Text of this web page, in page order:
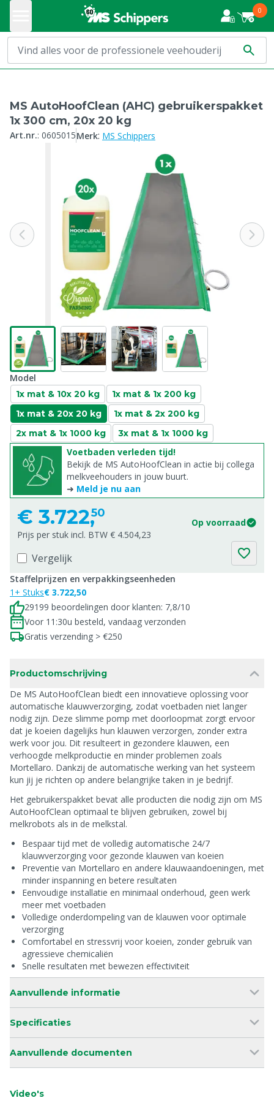
0
MS AutoHoofClean (AHC) gebruikerspakket
1x 300 cm, 20x 20 kg
Art.nr.: 0605015Merk: MS Schippers
Model
1x mat & 10x 20 kg
1x mat & 1x 200 kg
1x mat & 20x 20 kg
1x mat & 2x 200 kg
2x mat & 1x 1000 kg
3x mat & 1x 1000 kg
Voetbaden verleden tijd!
Bekijk de MS AutoHoofClean in actie bij collega
melkveehouders in jouw buurt.
➜ Meld je nu aan
€ 3.722,50
Op voorraad
Prijs per stuk incl. BTW € 4.504,23
Vergelijk
Staffelprijzen en verpakkingseenheden
1+ Stuks€ 3.722,50
29199 beoordelingen door klanten: 7,8/10
Voor 11:30u besteld, vandaag verzonden
Gratis verzending > €250
Productomschrijving
De MS AutoHoofClean biedt een innovatieve oplossing voor
automatische klauwverzorging, zodat voetbaden niet langer
nodig zijn. Deze slimme pomp met doorloopmat zorgt ervoor
dat je koeien dagelijks hun klauwen verzorgen, zonder extra
werk voor jou. Dit resulteert in gezondere klauwen, een
verhoogde melkproductie en minder problemen zoals
Mortellaro. Dankzij de automatische werking van het systeem
kun jij je richten op andere belangrijke taken in je bedrijf.
Het gebruikerspakket bevat alle producten die nodig zijn om MS
AutoHoofClean optimaal te blijven gebruiken, zowel bij
melkrobots als in de melkstal.
Bespaar tijd met de volledig automatische 24/7
klauwverzorging voor gezonde klauwen van koeien
Preventie van Mortellaro en andere klauwaandoeningen, met
minder inspanning en betere resultaten
Eenvoudige installatie en minimaal onderhoud, geen werk
meer met voetbaden
Volledige onderdompeling van de klauwen voor optimale
verzorging
Comfortabel en stressvrij voor koeien, zonder gebruik van
agressieve chemicaliën
Snelle resultaten met bewezen effectiviteit
Aanvullende informatie
Specificaties
Aanvullende documenten
Video's